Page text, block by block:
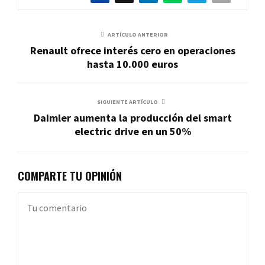
ARTÍCULO ANTERIOR
Renault ofrece interés cero en operaciones
hasta 10.000 euros
SIGUIENTE ARTÍCULO
Daimler aumenta la producción del smart
electric drive en un 50%
COMPARTE TU OPINIÓN